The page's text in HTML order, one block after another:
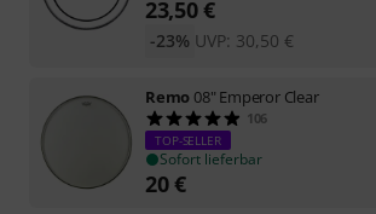
23,50€
UVP: 30,50 €
-23%
Remo 08" Emperor Clear
106
TOP-SELLER
Sofort lieferbar
20€